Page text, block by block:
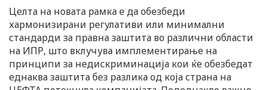
Целта на новата рамка е да обезбеди
хармонизирани регулативи или минимални
стандарди за правна заштита во различни области
на ИПР, што вклучува имплементирање на
принципи за недискриминација кои ќе обезбедат
еднаква заштита без разлика од која страна на